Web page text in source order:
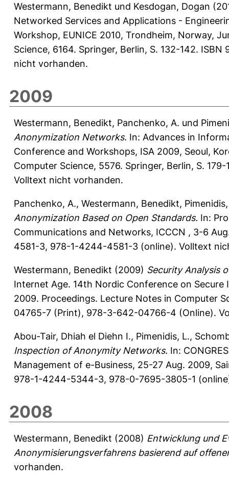
Westermann, Benedikt und Kesdogan, Dogan
Networked Services and Applications -
Workshop, EUNICE 2010, Trondheim, Norway,
Science, 6164. Springer, Berlin, S. 132-142.
nicht vorhanden.
2009
Westermann, Benedikt, Panchenko, A. und
Anonymization Networks. In: Advances in
Conference and Workshops, ISA 2009, Seoul,
Computer Science, 5576. Springer, Berlin, S.
Volltext nicht vorhanden.
Panchenko, A., Westermann, Benedikt,
Anonymization Based on Open Standards. In:
Communications and Networks, ICCCN , 3-6
4581-3, 978-1-4244-4581-3 (online). Volltext
Westermann, Benedikt (2009) Security Analysis
Internet Age. 14th Nordic Conference on
2009. Proceedings. Lecture Notes in Computer
04765-7 (Print), 978-3-642-04766-4 (Online).
Abou-Tair, Dhiah el Diehn I., Pimenidis, L.,
Inspection of Anonymity Networks. In:
Management of e-Business, 25-27 Aug. 2009,
978-1-4244-5344-3, 978-0-7695-3805-1
2008
Westermann, Benedikt (2008) Entwicklung und
Anonymisierungsverfahrens basierend auf
vorhanden.